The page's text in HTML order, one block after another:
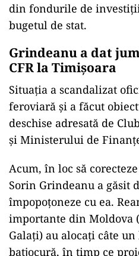
din fondurile de investiții
bugetul de stat.
Grindeanu a dat
CFR la Timișoara
Situația a scandalizat
feroviară și a făcut
deschise adresată de
și Ministerului de
Acum, în loc să
Sorin Grindeanu a găsit
împopoțoneze cu ea.
importante din Moldova
Galați) au alocați câte
batjocură, în timp ce